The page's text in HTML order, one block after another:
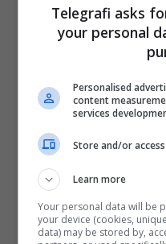
Telegrafi asks
your personal
Personalised
content
services
Store and/or
Learn more
Your personal data will be
your device (cookies,
data) may be stored by,